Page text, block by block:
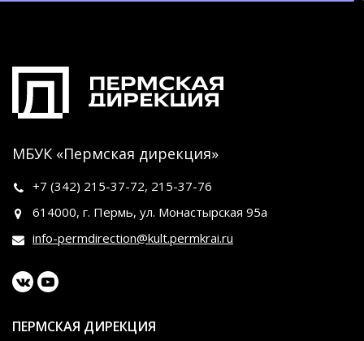
МБУК «Пермская дирекция»
+7 (342) 215-37-72, 215-37-76
614000, г. Пермь, ул. Монастырская 95а
info-permdirection@kult.permkrai.ru
ПЕРМСКАЯ ДИРЕКЦИЯ